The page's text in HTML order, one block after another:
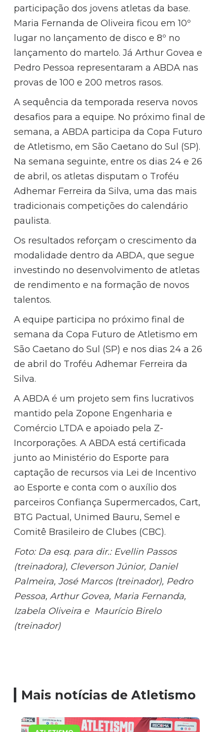
participação dos jovens atletas da base.
Maria Fernanda de Oliveira ficou em 10º
lugar no lançamento de disco e 8º no
lançamento do martelo. Já Arthur Govea e
Pedro Pessoa representaram a ABDA nas
provas de 100 e 200 metros rasos.
A sequência da temporada reserva novos
desafios para a equipe. No próximo final de
semana, a ABDA participa da Copa Futuro
de Atletismo, em São Caetano do Sul (SP).
Na semana seguinte, entre os dias 24 e 26
de abril, os atletas disputam o Troféu
Adhemar Ferreira da Silva, uma das mais
tradicionais competições do calendário
paulista.
Os resultados reforçam o crescimento da
modalidade dentro da ABDA, que segue
investindo no desenvolvimento de atletas
de rendimento e na formação de novos
talentos.
A equipe participa no próximo final de
semana da Copa Futuro de Atletismo em
São Caetano do Sul (SP) e nos dias 24 a 26
de abril do Troféu Adhemar Ferreira da
Silva.
A ABDA é um projeto sem fins lucrativos
mantido pela Zopone Engenharia e
Comércio LTDA e apoiado pela Z-
Incorporações. A ABDA está certificada
junto ao Ministério do Esporte para
captação de recursos via Lei de Incentivo
ao Esporte e conta com o auxílio dos
parceiros Confiança Supermercados, Cart,
BTG Pactual, Unimed Bauru, Semel e
Comitê Brasileiro de Clubes (CBC).
Foto: Da esq. para dir.: Evellin Passos
(treinadora), Cleverson Júnior, Daniel
Palmeira, José Marcos (treinador), Pedro
Pessoa, Arthur Govea, Maria Fernanda,
Izabela Oliveira e Maurício Birelo
(treinador)
Mais notícias de Atletismo